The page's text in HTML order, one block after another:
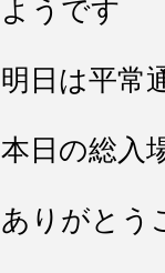
ようです
明日は平常
本日の総入
ありがとう